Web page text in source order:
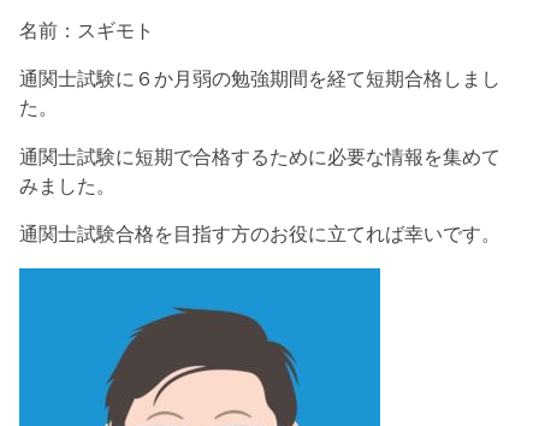
名前：スギモト
通関士試験に６か月弱の勉強期間を経て短期合格しまし
た。
通関士試験に短期で合格するために必要な情報を集めて
みました。
通関士試験合格を目指す方のお役に立てれば幸いです。